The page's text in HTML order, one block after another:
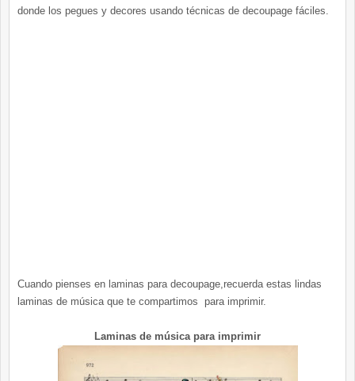
donde los pegues y decores usando técnicas de decoupage fáciles.
Cuando pienses en laminas para decoupage,recuerda estas lindas
laminas de música que te compartimos para imprimir.
Laminas de música para imprimir